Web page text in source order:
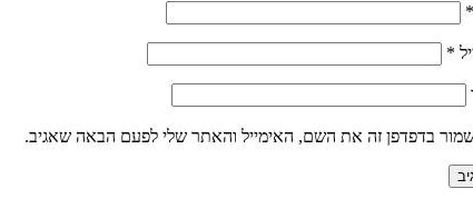
*
*
בדפדפן זה את השם, האימייל והאתר שלי לפעם הבאה שאגיב.